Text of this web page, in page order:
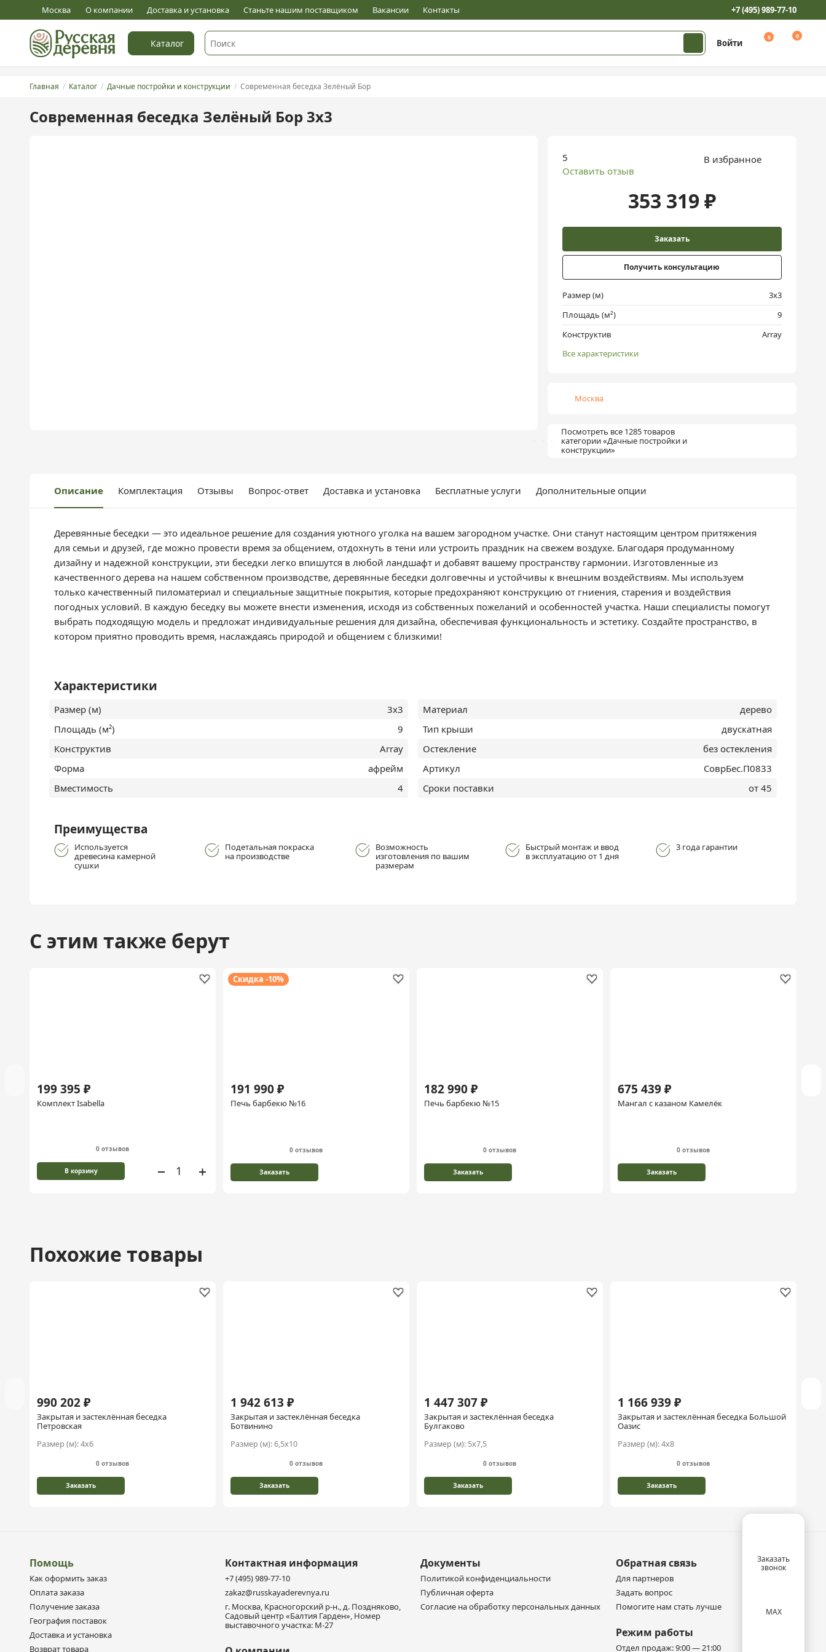
Москва О компании Доставка и установка Станьте нашим поставщиком Вакансии Контакты +7 (495) 989-77-10
Каталог Войти
0 0
Главная Каталог Дачные постройки и конструкции Современная беседка Зелёный Бор
Современная беседка Зелёный Бор 3х3
Оставить отзыв
5
Оставить отзыв
В избранное
353 319 ₽
Заказать
Получить консультацию
Размер (м)
3х3
Площадь (м²)
9
Конструктив
Array
Все характеристики
Москва
Посмотреть все 1285 товаров
категории «Дачные постройки и
конструкции»
Описание Комплектация Отзывы Вопрос-ответ Доставка и установка Бесплатные услуги Дополнительные опции
Деревянные беседки — это идеальное решение для создания уютного уголка на вашем загородном участке. Они станут настоящим центром притяжения
для семьи и друзей, где можно провести время за общением, отдохнуть в тени или устроить праздник на свежем воздухе. Благодаря продуманному
дизайну и надежной конструкции, эти беседки легко впишутся в любой ландшафт и добавят вашему пространству гармонии. Изготовленные из
качественного дерева на нашем собственном производстве, деревянные беседки долговечны и устойчивы к внешним воздействиям. Мы используем
только качественный пиломатериал и специальные защитные покрытия, которые предохраняют конструкцию от гниения, старения и воздействия
погодных условий. В каждую беседку вы можете внести изменения, исходя из собственных пожеланий и особенностей участка. Наши специалисты помогут
выбрать подходящую модель и предложат индивидуальные решения для дизайна, обеспечивая функциональность и эстетику. Создайте пространство, в
котором приятно проводить время, наслаждаясь природой и общением с близкими!
Характеристики
Размер (м)
3х3
Площадь (м²)
9
Конструктив
Array
Форма
афрейм
Вместимость
4
Материал
дерево
Тип крыши
двускатная
Остекление
без остекления
Артикул
СоврБес.П0833
Сроки поставки
от 45
Преимущества
Используется
древесина камерной
сушки
Подетальная покраска
на производстве
Возможность
изготовления по вашим
размерам
Быстрый монтаж и ввод
в эксплуатацию от 1 дня
3 года гарантии
С этим также берут
199 395 ₽
Комплект Isabella
0 отзывов
В корзину
Скидка -10%
191 990 ₽
Печь барбекю №16
0 отзывов
Заказать
182 990 ₽
Печь барбекю №15
0 отзывов
Заказать
675 439 ₽
Мангал с казаном Камелёк
0 отзывов
Заказать
Похожие товары
990 202 ₽
Закрытая и застеклённая беседка
Петровская
Размер (м):4х6
0 отзывов
Заказать
1 942 613 ₽
Закрытая и застеклённая беседка
Ботвинино
Размер (м):6,5х10
0 отзывов
Заказать
1 447 307 ₽
Закрытая и застеклённая беседка
Булгаково
Размер (м): 5х7,5
0 отзывов
Заказать
1 166 939 ₽
Закрытая и застеклённая беседка Большой
Оазис
Размер (м):4х8
0 отзывов
Заказать
Помощь
Как оформить заказ
Оплата заказа
Получение заказа
География поставок
Доставка и установка
Возврат товара
Контактная информация
+7 (495) 989-77-10
zakaz@russkayaderevnya.ru
г. Москва, Красногорский р-н., д. Поздняково,
Садовый центр «Балтия Гарден», Номер
выставочного участка: М-27
Документы
Политикой конфиденциальности
Публичная оферта
Согласие на обработку персональных данных
Обратная связь
Для партнеров
Задать вопрос
Помогите нам стать лучше
Режим работы
Отдел продаж: 9:00 — 21:00
Заказать
звонок
MAX